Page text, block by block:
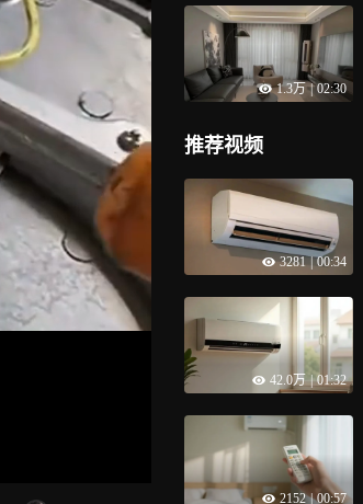
1.3万 | 02:30
推荐视频
3281 | 00:34
42.0万 | 01:32
2152 | 00:57